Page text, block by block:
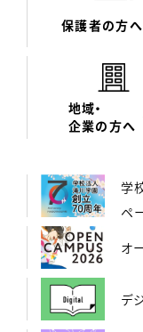
保護者の方へ
地域・
企業の方へ
学
ペ
オ
デ